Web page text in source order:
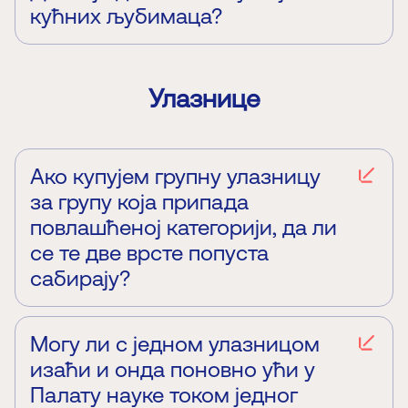
кућних љубимаца?
Улазнице
Ако купујем групну улазницу
за групу која припада
повлашћеној категорији, да ли
се те две врсте попуста
сабирају?
пример, група од 10 студената или остварује
попуст на групну улазницу, или свака особа у
групи може да купи појединачну улазницу
повлашћене категорије.
Могу ли с једном улазницом
изаћи и онда поновно ући у
Палату науке током једног